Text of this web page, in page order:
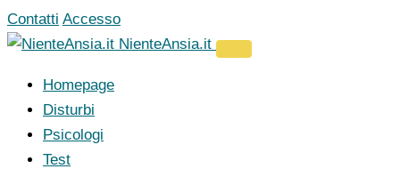
Vai
al
Contatti Accesso
NienteAnsia.it
Homepage
Disturbi
Psicologi
Test